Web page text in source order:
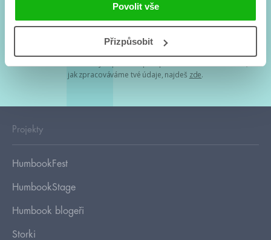
Povolit vše
Přizpůsobit
Tvá e-mailová adresa je u nás v bezpečí. Přečti si
jak zpracováváme tvé údaje, najdeš zde.
Projekty
HumbookFest
HumbookStage
Humbook blogeři
Storki